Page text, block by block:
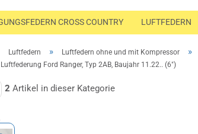
CROSS COUNTRY LUFTFEDERN
Luftfedern » Luftfedern ohne und mit Kompressor »
Luftfederung Ford Ranger, Typ 2AB, Baujahr 11.22.. (6")
2 Artikel in dieser Kategorie